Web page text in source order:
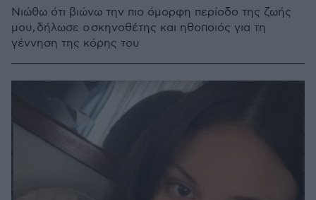
Νιώθω ότι βιώνω την πιο όμορφη περίοδο της ζωής
μου, δήλωσε ο σκηνοθέτης και ηθοποιός για τη
γέννηση της κόρης του